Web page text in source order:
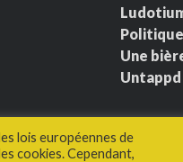
Une
Untappd
lois européennes de
cookies. Cependant,